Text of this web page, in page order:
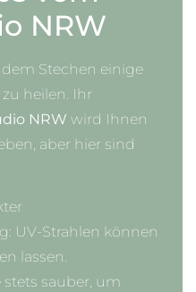
NRW
Stechen einige
heilen. Ihr
NRW wird Ihnen
aber hier sind
UV-Strahlen können
lassen.
stets sauber, um